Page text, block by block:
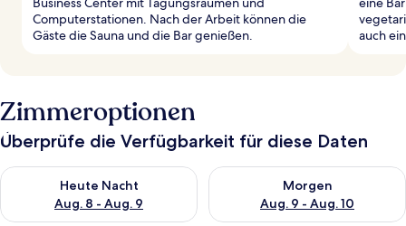
Computerstationen. Nach der Arbeit können die
Gäste die Sauna und die Bar genießen.
auch
Zimmeroptionen
Überprüfe die Verfügbarkeit für diese Daten
Heute Nacht
Aug. 8 - Aug. 9
Überprüfe die Verfügbarkeit für heute Nacht, Aug. 8 - Aug. 9.
Morgen
Aug. 9 - Aug. 10
Überprüfe die Verfügbarkeit